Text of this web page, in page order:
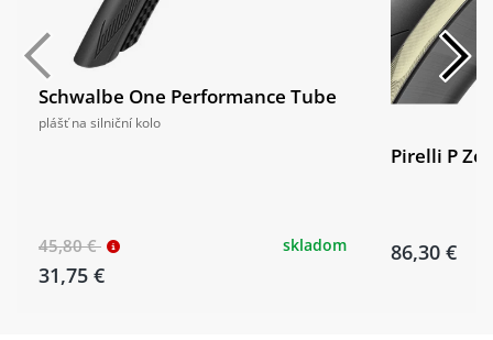
Schwalbe One Performance Tube
plášť na silniční kolo
45,80 €
31,75 €
skladom
Pirelli P
86,30 €